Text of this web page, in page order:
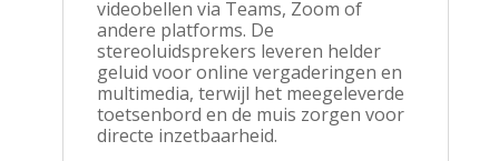
videobellen via Teams, Zoom of
andere platforms. De
stereoluidsprekers leveren helder
geluid voor online vergaderingen en
multimedia, terwijl het meegeleverde
toetsenbord en de muis zorgen voor
directe inzetbaarheid.